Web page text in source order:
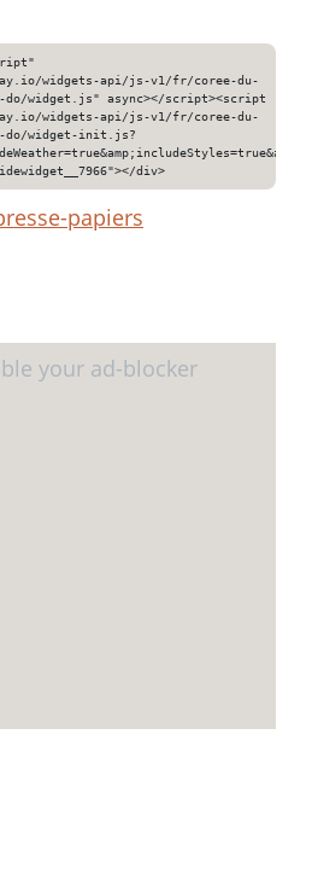
widgets-api/js-v1/fr/coree-du-
do/widget.js" async></script><script
widgets-api/js-v1/fr/coree-du-
do/widget-init.js?
div>
papiers